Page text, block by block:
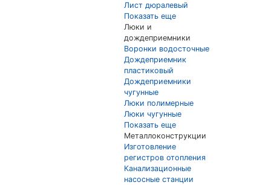
Лист дюралевый
Показать еще
Люки и
дождеприемники
Воронки водосточные
Дождеприемник
пластиковый
Дождеприемники
чугунные
Люки полимерные
Люки чугунные
Показать еще
Металлоконструкции
Изготовление
регистров отопления
Канализационные
насосные станции